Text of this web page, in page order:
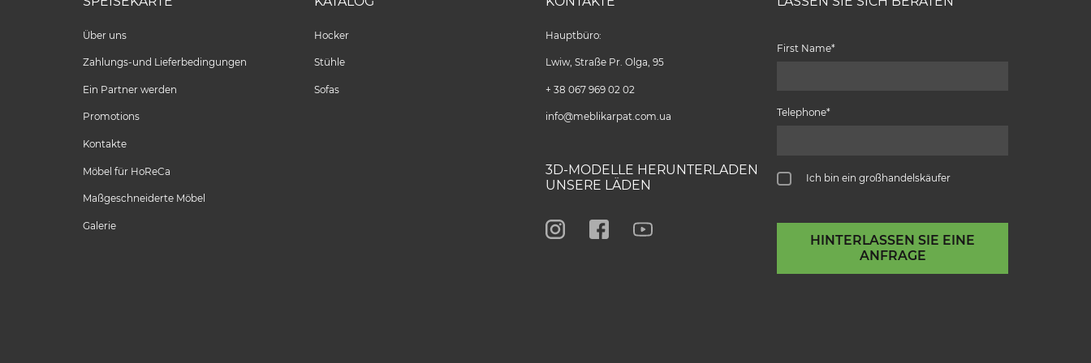
Über uns
Zahlungs-und Lieferbedingungen
Ein Partner werden
Promotions
Kontakte
Möbel für HoReCa
Maßgeschneiderte Möbel
Galerie
Hocker
Stühle
Sofas
Hauptbüro:
Lwiw, Straße Pr. Olga, 95
+ 38 067 969 02 02
info@meblikarpat.com.ua
3D-MODELLE HERUNTERLADEN
UNSERE LÄDEN
First Name
Telephone
Ich bin ein großhandelskäufer
HINTERLASSEN SIE EINE
ANFRAGE